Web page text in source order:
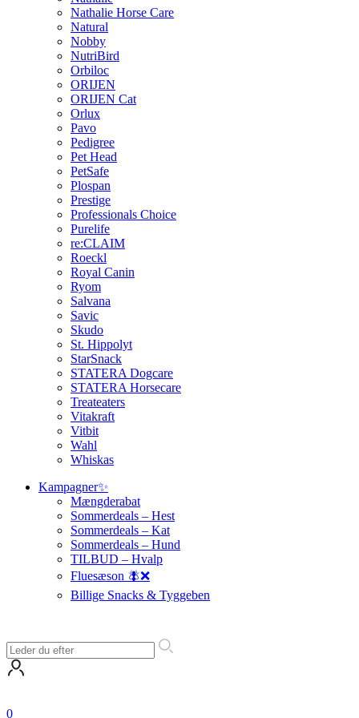
Nathalie Horse Care
Natural
Nobby
NutriBird
Orbiloc
ORIJEN
ORIJEN Cat
Orlux
Pavo
Pedigree
Pet Head
PetSafe
Plospan
Prestige
Professionals Choice
Purelife
re:CLAIM
Roeckl
Royal Canin
Ryom
Salvana
Savic
Skudo
St. Hippolyt
StarSnack
STATERA Dogcare
STATERA Horsecare
Treateaters
Vitakraft
Vitbit
Wahl
Whiskas
Kampagner✨
Mængderabat
Sommerdeals – Hest
Sommerdeals – Kat
Sommerdeals – Hund
TILBUD – Hvalp
Fluesæson 🪰❌
Billige Snacks & Tyggeben
0